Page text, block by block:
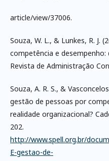
article/view/37006.
Souza, W. L., & Lunkes, R. J.
competência e
Revista de Administração
Souza, A. R. S., &
gestão de pessoas por
realidade organizacional?
202.
http://www.spell.org.br/
E-gestao-de-